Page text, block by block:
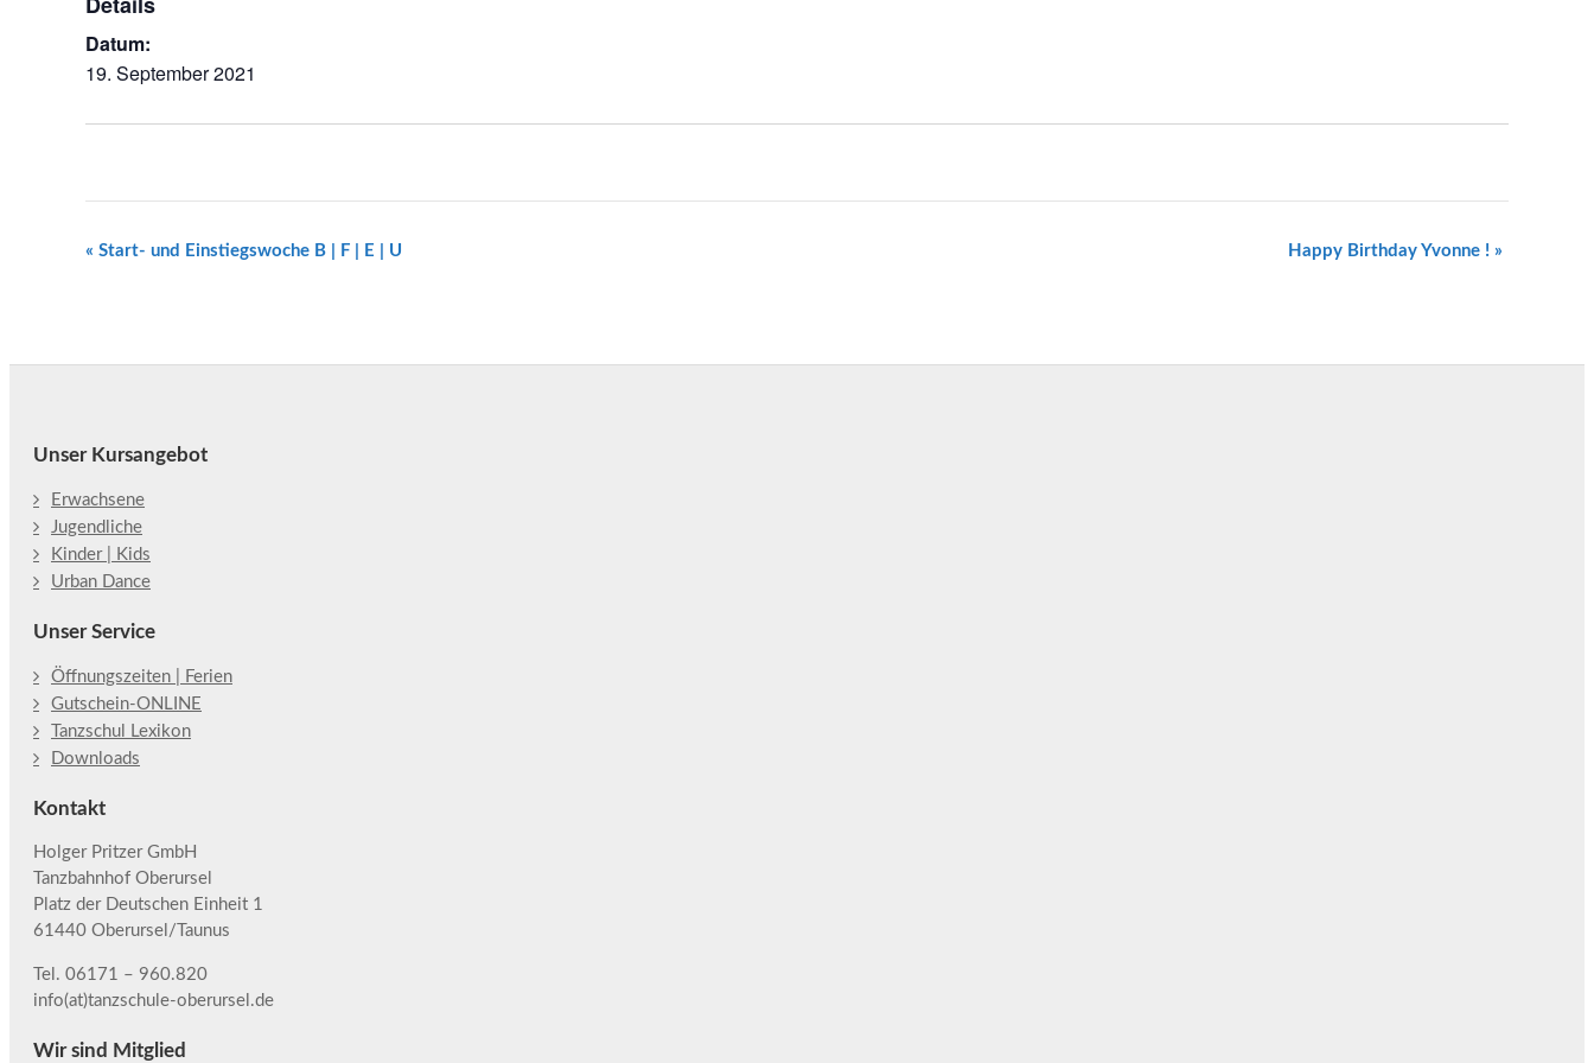
Datum:
19. September 2021
Veranstaltung
« Start- und Einstiegswoche B | F | E | U Happy Birthday Yvonne ! »
Unser Kursangebot
Erwachsene
Jugendliche
Kinder | Kids
Urban Dance
Unser Service
Öffnungszeiten | Ferien
Gutschein-ONLINE
Tanzschul Lexikon
Downloads
Kontakt
Holger Pritzer GmbH
Tanzbahnhof Oberursel
Platz der Deutschen Einheit 1
61440 Oberursel/Taunus
Tel. 06171 – 960.820
info(at)tanzschule-oberursel.de
Wir sind Mitglied